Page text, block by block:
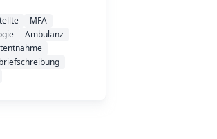
MFA
Ambulanz